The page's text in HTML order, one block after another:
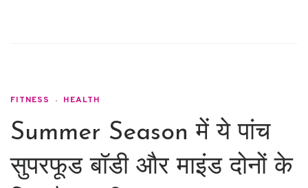
FITNESS HEALTH
Summer Season में ये पांच
सुपरफूड बॉडी और माइंड दोनों के